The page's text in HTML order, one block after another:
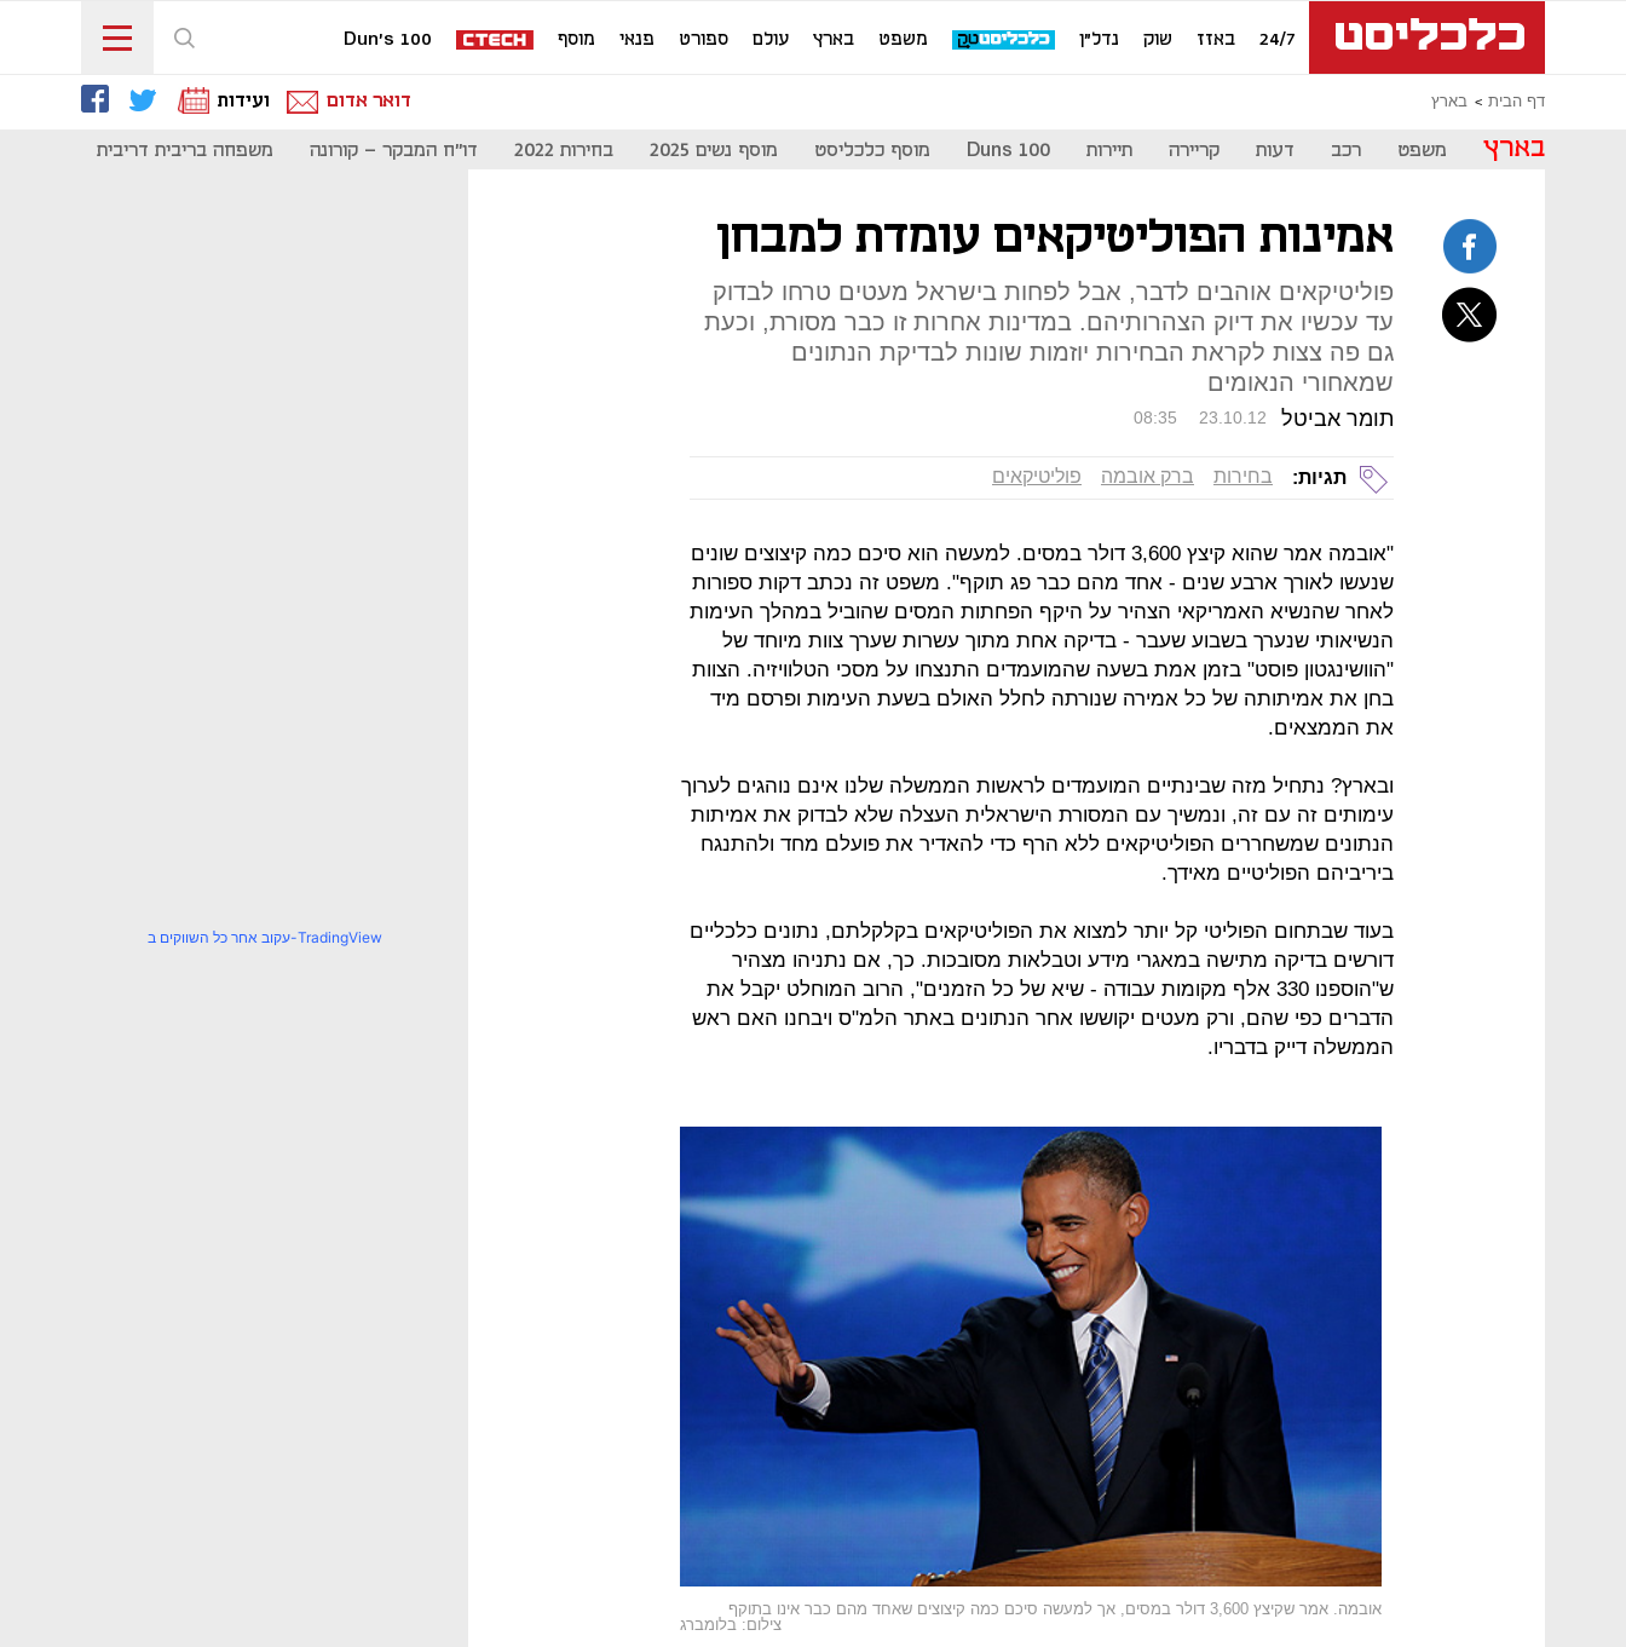
24/7 באזז שוק נדל"ן משפט בארץ עולם ספורט פנאי מוסף Dun's 100
דף הבית בארץ דואר אדום ועידות
בארץ משפט רכב דעות קריירה תיירות Duns 100 מוסף כלכליסט מוסף נשים 2025 בחירות 2022 דו"ח המבקר - קורונה משפחה בריבית דריבית
אמינות הפוליטיקאים עומדת למבחן
פוליטיקאים אוהבים לדבר, אבל לפחות בישראל מעטים טרחו לבדוק
עד עכשיו את דיוק הצהרותיהם. במדינות אחרות זו כבר מסורת, וכעת
גם פה צצות לקראת הבחירות יוזמות שונות לבדיקת הנתונים
שמאחורי הנאומים
תומר אביטל 08:35 23.10.12
תגיות: בחירות ברק אובמה פוליטיקאים
"אובמה אמר שהוא קיצץ 3,600 דולר במסים. למעשה הוא סיכם כמה קיצוצים שונים
שנעשו לאורך ארבע שנים - אחד מהם כבר פג תוקף". משפט זה נכתב דקות ספורות
לאחר שהנשיא האמריקאי הצהיר על היקף הפחתות המסים שהוביל במהלך העימות
הנשיאותי שנערך בשבוע שעבר - בדיקה אחת מתוך עשרות שערך צוות מיוחד של
"הוושינגטון פוסט" בזמן אמת בשעה שהמועמדים התנצחו על מסכי הטלוויזיה. הצוות
בחן את אמיתותה של כל אמירה שנורתה לחלל האולם בשעת העימות ופרסם מיד
את הממצאים.
ובארץ? נתחיל מזה שבינתיים המועמדים לראשות הממשלה שלנו אינם נוהגים לערוך
עימותים זה עם זה, ונמשיך עם המסורת הישראלית העצלה שלא לבדוק את אמיתות
הנתונים שמשחררים הפוליטיקאים ללא הרף כדי להאדיר את פועלם מחד ולהתנגח
ביריביהם הפוליטיים מאידך.
בעוד שבתחום הפוליטי קל יותר למצוא את הפוליטיקאים בקלקלתם, נתונים כלכליים
דורשים בדיקה מתישה במאגרי מידע וטבלאות מסובכות. כך, אם נתניהו מצהיר
ש"הוספנו 330 אלף מקומות עבודה - שיא של כל הזמנים", הרוב המוחלט יקבל את
הדברים כפי שהם, ורק מעטים יקוששו אחר הנתונים באתר הלמ"ס ויבחנו האם ראש
הממשלה דייק בדבריו.
אובמה. אמר שקיצץ 3,600 דולר במסים, אך למעשה סיכם כמה קיצוצים שאחד מהם כבר אינו בתוקף
צילום: בלומברג
עקוב אחר כל השווקים ב-TradingView